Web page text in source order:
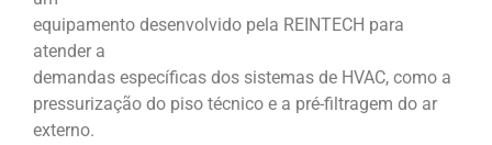
equipamento desenvolvido pela REINTECH para
atender a
demandas específicas dos sistemas de HVAC, como a
pressurização do piso técnico e a pré-filtragem do ar
externo.